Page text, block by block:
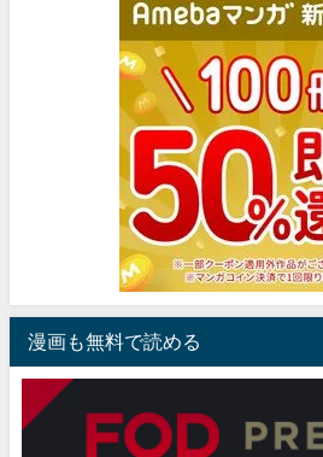
漫画も無料で読める